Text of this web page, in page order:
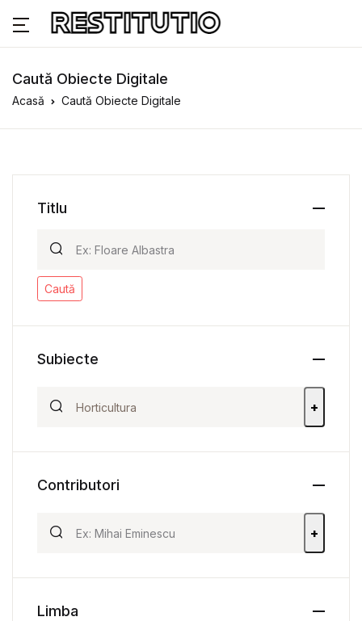
Caută Obiecte Digitale
Acasă Caută Obiecte Digitale
Titlu
Caută
Subiecte
+
Contributori
+
Limba